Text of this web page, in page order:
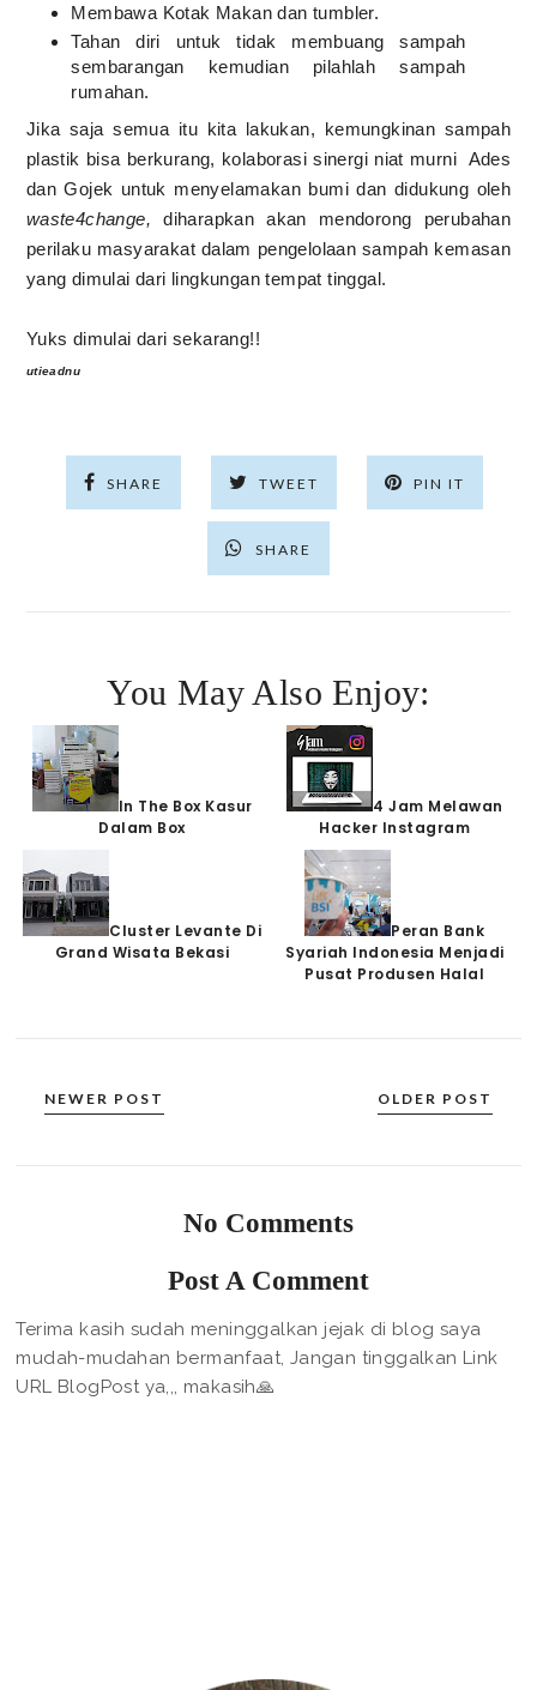
Membawa Kotak Makan dan tumbler.
Tahan diri untuk tidak membuang sampah
sembarangan kemudian pilahlah sampah
rumahan.
Jika saja semua itu kita lakukan, kemungkinan sampah
plastik bisa berkurang, kolaborasi sinergi niat murni Ades
dan Gojek untuk menyelamakan bumi dan didukung oleh
waste4change,diharapkan akan mendorong perubahan
perilaku masyarakat dalam pengelolaan sampah kemasan
yang dimulai dari lingkungan tempat tinggal.
Yuks dimulai dari sekarang!!
utieadnu
SHARE TWEET PIN IT
SHARE
You May Also Enjoy:
In The Box Kasur
Dalam Box
4 Jam Melawan
Hacker Instagram
Cluster Levante Di
Grand Wisata Bekasi
Peran Bank
Syariah Indonesia Menjadi
Pusat Produsen Halal
NEWER POST OLDER POST
No Comments
Post A Comment
Terima kasih sudah meninggalkan jejak di blog saya
mudah-mudahan bermanfaat, Jangan tinggalkan Link
URL BlogPost ya,,, makasih🙏